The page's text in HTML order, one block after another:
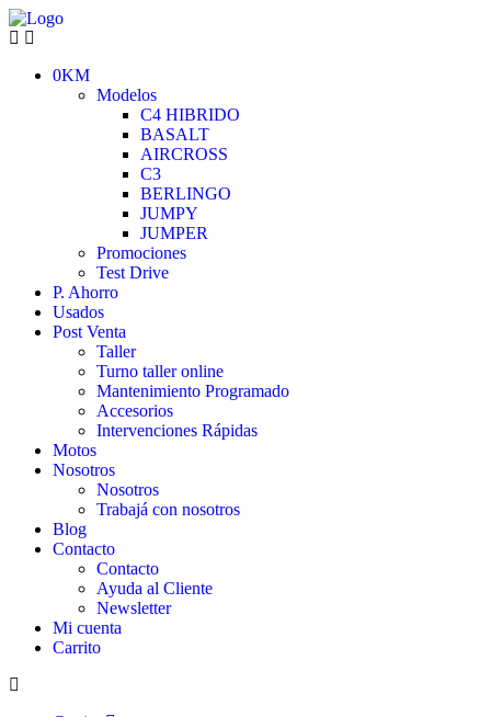
0KM
Modelos
C4 HIBRIDO
BASALT
AIRCROSS
C3
BERLINGO
JUMPY
JUMPER
Promociones
Test Drive
P. Ahorro
Usados
Post Venta
Taller
Turno taller online
Mantenimiento Programado
Accesorios
Intervenciones Rápidas
Motos
Nosotros
Nosotros
Trabajá con nosotros
Blog
Contacto
Contacto
Ayuda al Cliente
Newsletter
Mi cuenta
Carrito